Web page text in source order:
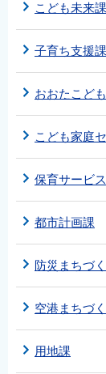
こども未来課
子育ち支援課
おおたこど
こども家庭
保育サービ
都市計画課
防災まちづ
空港まちづ
用地課